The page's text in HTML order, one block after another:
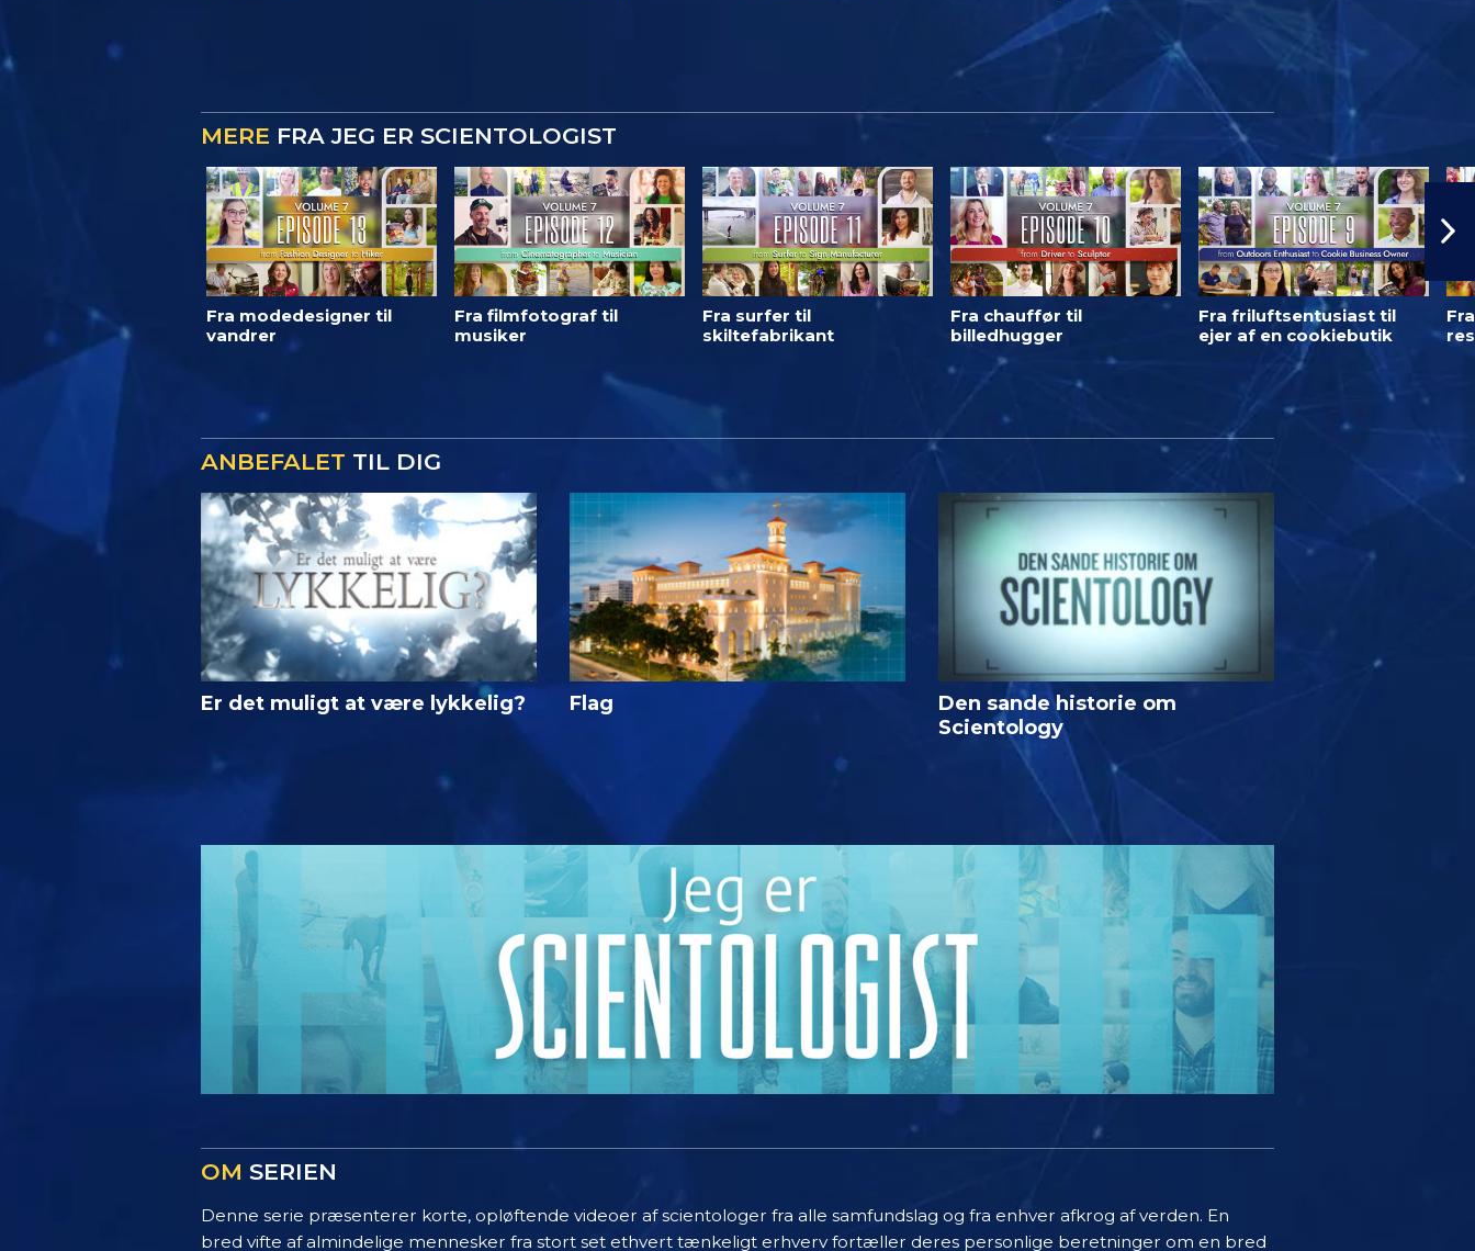
MERE FRA JEG ER SCIENTOLOGIST
Fra modedesigner til
vandrer
Fra filmfotograf til
musiker
Fra surfer til
skiltefabrikant
Fra chauffør til
billedhugger
Fra friluftsentusiast til
ejer af en cookiebutik
ANBEFALET TIL DIG
Er det muligt at være lykkelig? Flag
Den sande historie om
Scientology
OM SERIEN
Denne serie præsenterer korte, opløftende videoer af scientologer fra alle samfundslag og fra enhver afkrog af verden. En
bred vifte af almindelige mennesker fra stort set ethvert tænkeligt erhverv fortæller deres personlige beretninger om en bred